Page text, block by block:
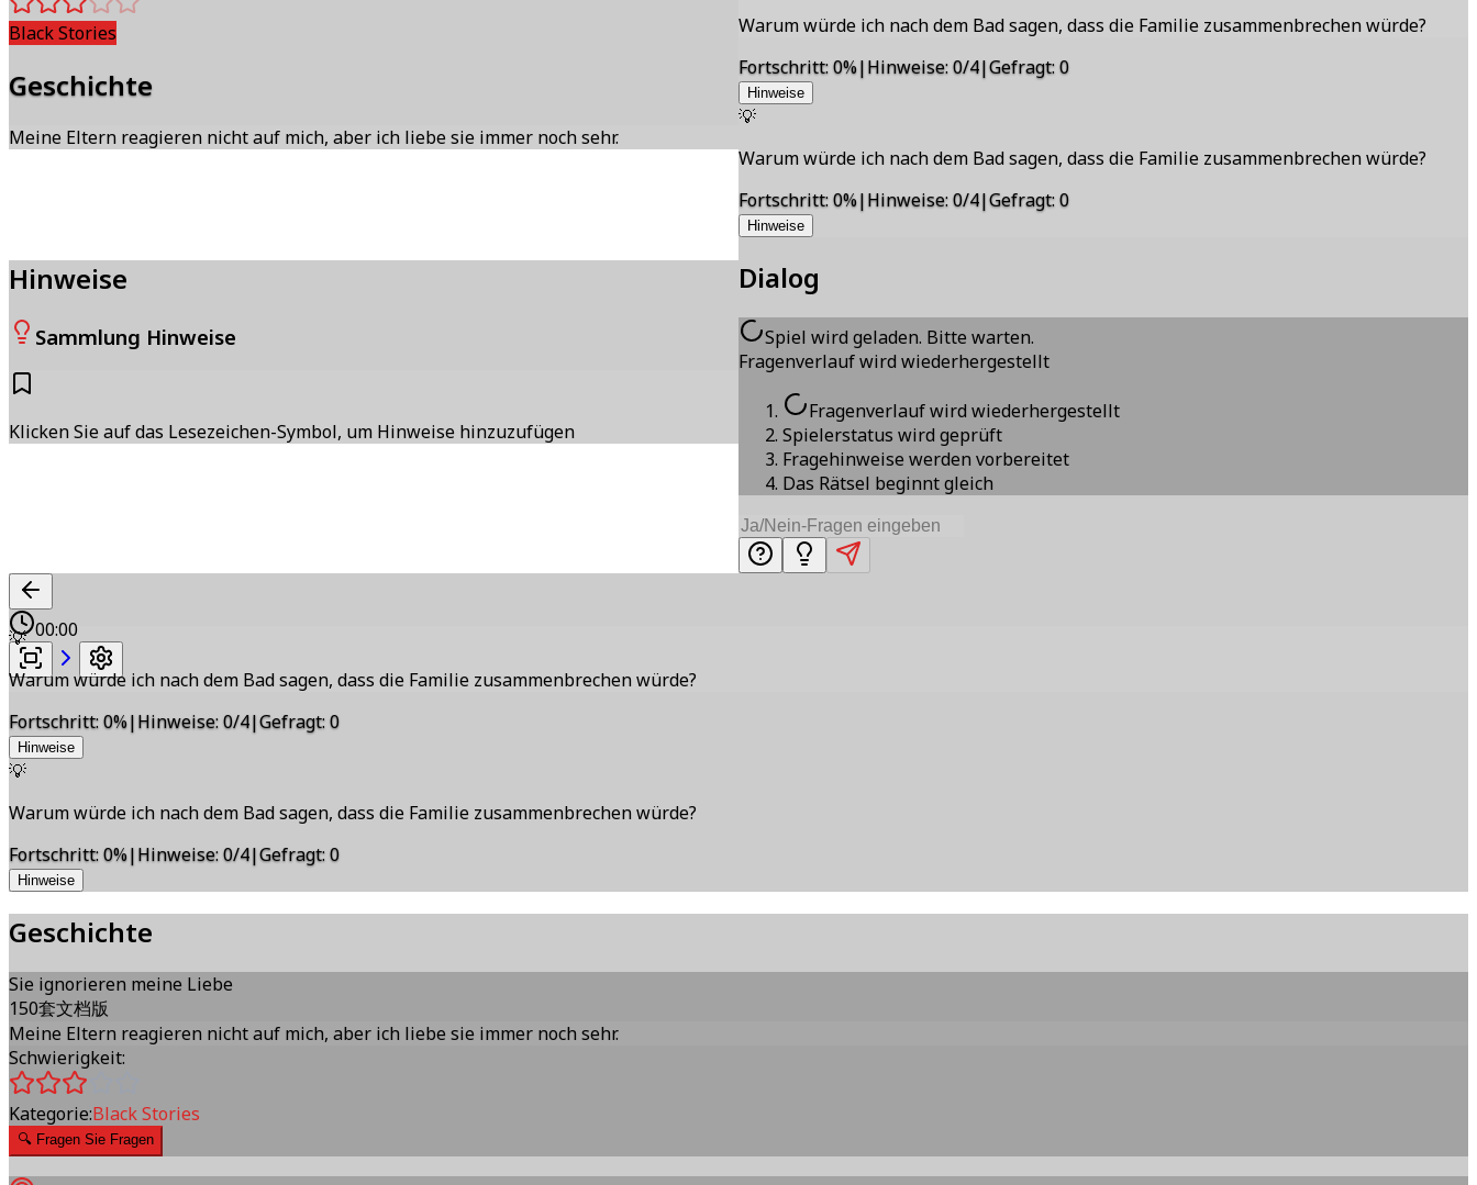
Black Stories
Geschichte
Meine Eltern reagieren nicht auf mich, aber ich liebe sie immer noch sehr.
Hinweise
Sammlung Hinweise
Klicken Sie auf das Lesezeichen-Symbol, um Hinweise hinzuzufügen
Warum würde ich nach dem Bad sagen, dass die Familie zusammenbrechen würde?
Fortschritt:0%|Hinweise:0/4|Gefragt:0
Hinweise
💡
Warum würde ich nach dem Bad sagen, dass die Familie zusammenbrechen würde?
Fortschritt:0%|Hinweise:0/4|Gefragt:0
Hinweise
Dialog
Spiel wird geladen. Bitte warten.
Fragenverlauf wird wiederhergestellt
Fragenverlauf wird wiederhergestellt
Spielerstatus wird geprüft
Fragehinweise werden vorbereitet
Das Rätsel beginnt gleich
00:00
💡
Warum würde ich nach dem Bad sagen, dass die Familie zusammenbrechen würde?
Fortschritt:0%|Hinweise:0/4|Gefragt:0
Hinweise
💡
Warum würde ich nach dem Bad sagen, dass die Familie zusammenbrechen würde?
Fortschritt:0%|Hinweise:0/4|Gefragt:0
Hinweise
Geschichte
Sie ignorieren meine Liebe
150套文档版
Meine Eltern reagieren nicht auf mich, aber ich liebe sie immer noch sehr.
Schwierigkeit:
Kategorie:Black Stories
🔍 Fragen Sie Fragen